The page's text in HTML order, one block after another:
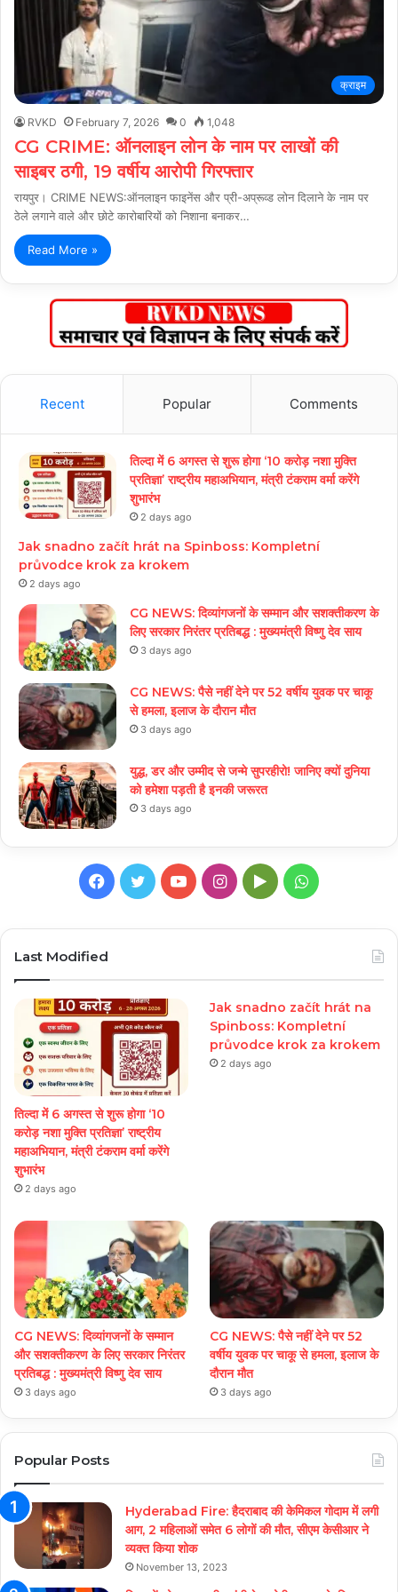
क्राइम
RVKD February 7, 2026 0 1,048
CG CRIME: ऑनलाइन लोन के नाम पर लाखों की
साइबर ठगी, 19 वर्षीय आरोपी गिरफ्तार
रायपुर। CRIME NEWS:ऑनलाइन फाइनेंस और प्री-अप्रूव्ड लोन दिलाने के नाम पर
ठेले लगाने वाले और छोटे कारोबारियों को निशाना बनाकर…
Read More »
Recent Popular Comments
तिल्दा में 6 अगस्त से शुरू होगा ‘10 करोड़ नशा मुक्ति
प्रतिज्ञा’ राष्ट्रीय महाअभियान, मंत्री टंकराम वर्मा करेंगे
शुभारंभ
2 days ago
Jak snadno začít hrát na Spinboss: Kompletní
průvodce krok za krokem
2 days ago
CG NEWS: दिव्यांगजनों के सम्मान और सशक्तीकरण के
लिए सरकार निरंतर प्रतिबद्ध : मुख्यमंत्री विष्णु देव साय
3 days ago
CG NEWS: पैसे नहीं देने पर 52 वर्षीय युवक पर चाकू
से हमला, इलाज के दौरान मौत
3 days ago
युद्ध, डर और उम्मीद से जन्मे सुपरहीरो! जानिए क्यों दुनिया
को हमेशा पड़ती है इनकी जरूरत
3 days ago
Facebook
TwitterYouTubeInstagram
GoogleWhatsApp
Last Modified
तिल्दा में 6 अगस्त से शुरू होगा ‘10
करोड़ नशा मुक्ति प्रतिज्ञा’ राष्ट्रीय
महाअभियान, मंत्री टंकराम वर्मा करेंगे
शुभारंभ
2 days ago
Jak snadno začít hrát na
Spinboss: Kompletní
průvodce krok za krokem
2 days ago
CG NEWS: दिव्यांगजनों के सम्मान
और सशक्तीकरण के लिए सरकार निरंतर
प्रतिबद्ध : मुख्यमंत्री विष्णु देव साय
3 days ago
CG NEWS: पैसे नहीं देने पर 52
वर्षीय युवक पर चाकू से हमला, इलाज के
दौरान मौत
3 days ago
Popular Posts
Hyderabad Fire: हैदराबाद की केमिकल गोदाम में लगी
आग, 2 महिलाओं समेत 6 लोगों की मौत, सीएम केसीआर ने
व्यक्त किया शोक
November 13, 2023